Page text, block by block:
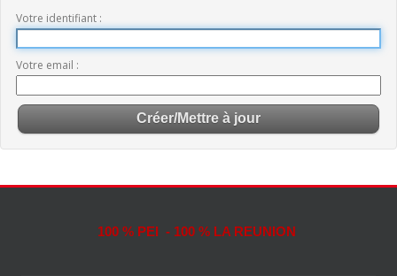
Votre identifiant
Votre email
100 % PEI - 100 % LA REUNION